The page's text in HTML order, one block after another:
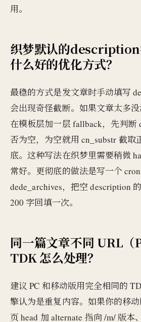
用。
织梦默认的description
什么好的优化方式？
最稳的方式是发文章时手动填写
会出现奇怪截断。如果文章太多
在模板层加一层 fallback，先判断
否为空，为空就用 cn_substr 截取
底。这种写法在织梦里需要稍微
常好。更彻底的做法是写一个
dede_archives，把空 description
200 字回填一次。
同一篇文章不同 URL（
TDK 怎么处理？
建议 PC 和移动版用完全相同的
擎认为是重复内容。如果你的移
页 head 加 alternate 指向 /m/ 版本